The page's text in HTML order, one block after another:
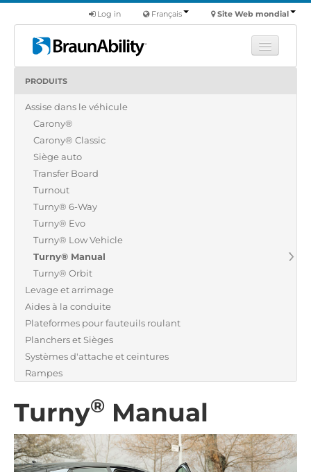
Site Web mondial
Français
Log in
Produits
Véhicules utilitaires
Nous
Trouver un revendeur
PRODUITS
Assise dans le véhicule
Carony®
Carony® Classic
Siège auto
Transfer Board
Turnout
Turny® 6-Way
Turny® Evo
Turny® Low Vehicle
Turny® Manual
Turny® Orbit
Levage et arrimage
Aides à la conduite
Plateformes pour fauteuils roulant
Planchers et Sièges
Systèmes d'attache et ceintures
Rampes
Turny® Manual